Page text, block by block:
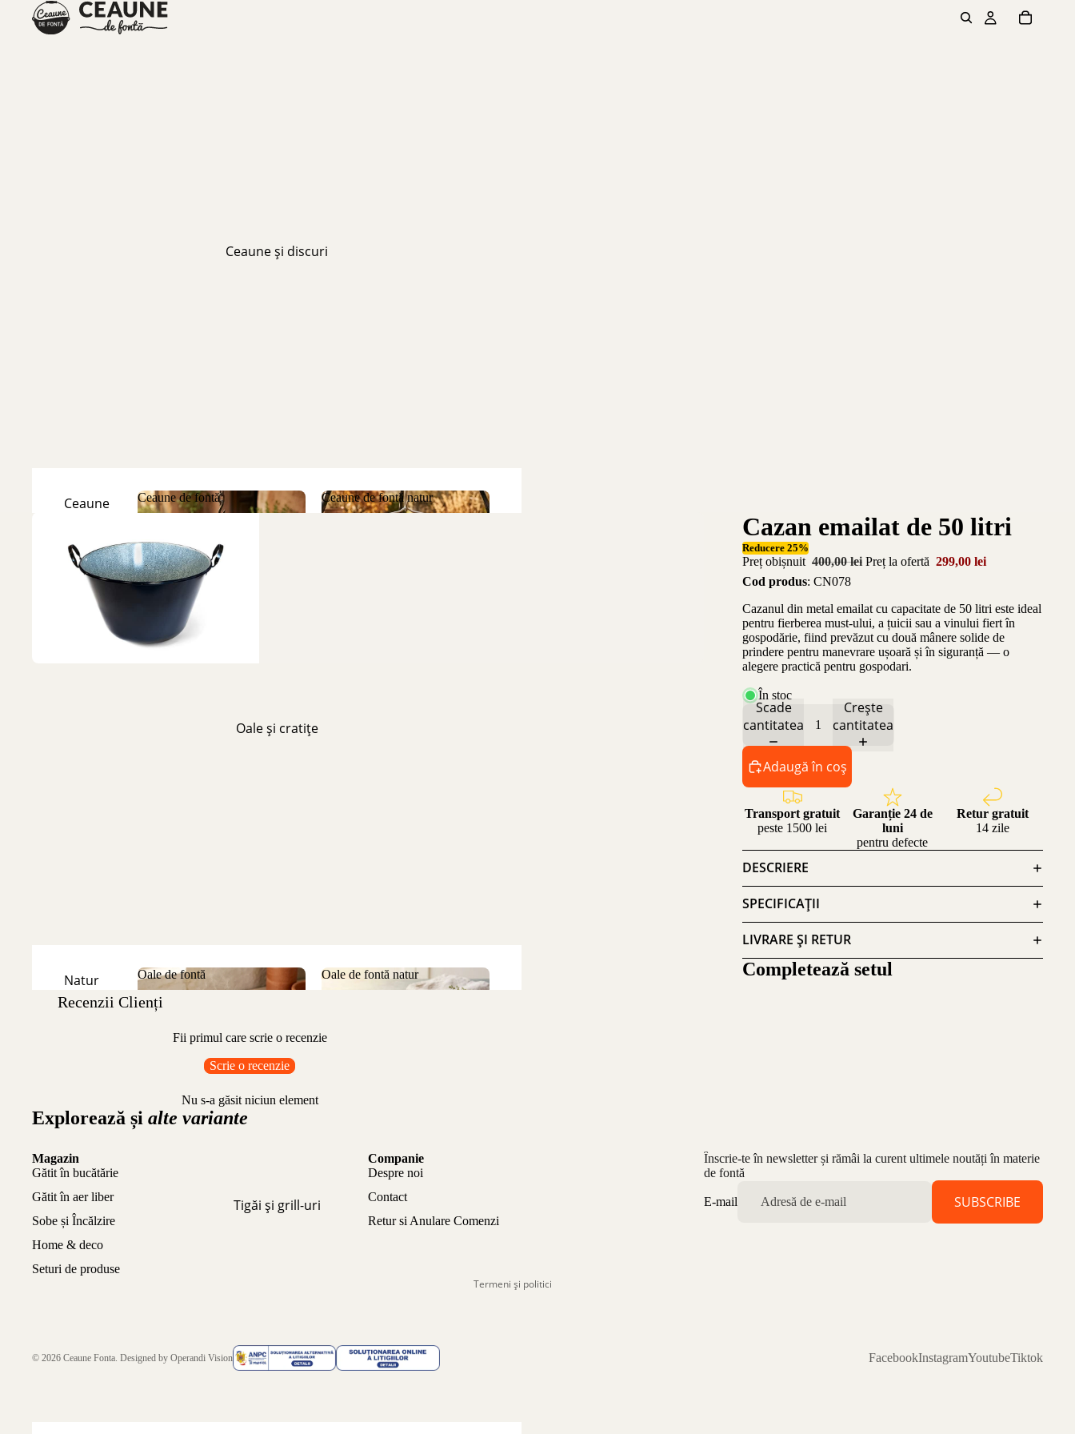
Ceaune și discuri
Ceaune
Ceaune
Emailate
Discuri
de fontă
Ceaune de fontă
Ceaune de fontă natur
Oale și cratițe
Natur
Emailate
Oale de fontă
Oale de fontă
Oale de fontă natur
Tigăi și grill-uri
Cazan emailat de 50 litri
Reducere 25%
Preț obișnuit 400,00 lei Preț la ofertă 299,00 lei
Cod produs: CN078
Cazanul din metal emailat cu capacitate de 50 litri este ideal
pentru fierberea must-ului, a țuicii sau a vinului fiert în
gospodărie, fiind prevăzut cu două mânere solide de
prindere pentru manevrare ușoară și în siguranță — o
alegere practică pentru gospodari.
În stoc
Scade
cantitatea
Crește
cantitatea
Adaugă în coș
Transport gratuit
peste 1500 lei
Garanție 24 de
luni
pentru defecte
Retur gratuit
14 zile
DESCRIERE
SPECIFICAȚII
LIVRARE ȘI RETUR
Completează setul
Recenzii Clienți
Fii primul care scrie o recenzie
Scrie o recenzie
Nu s-a găsit niciun element
Explorează și alte variante
Magazin
Gătit în bucătărie
Gătit în aer liber
Sobe și Încălzire
Home & deco
Seturi de produse
Companie
Despre noi
Contact
Retur si Anulare Comenzi
Înscrie-te în newsletter și rămâi la curent ultimele noutăți în materie
de fontă
E-mail SUBSCRIBE
© 2026 Ceaune Fonta. Designed by Operandi Vision
Termeni și politici
FacebookInstagramYoutubeTiktok